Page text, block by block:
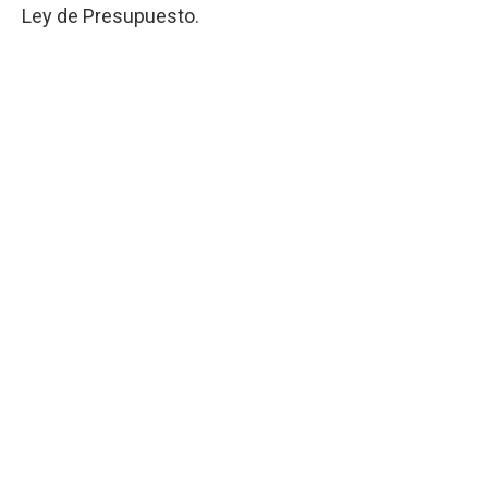
Ley de Presupuesto.